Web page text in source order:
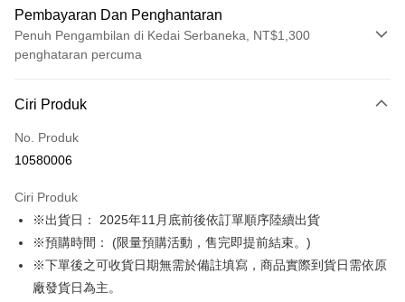
Pembayaran Dan Penghantaran
Penuh Pengambilan di Kedai Serbaneka, NT$1,300
penghataran percuma
Kad Kredit (Bayaran Penuh)
Pengambilan di Kedai Serbaneka
Apple Pay
Easy Wallet
Google Pay
Ciri Produk
No. Produk
10580006
Ciri Produk
※出貨日： 2025年11月底前後依訂單順序陸續出貨
※預購時間： (限量預購活動，售完即提前結束。)
※下單後之可收貨日期無需於備註填寫，商品實際到貨日需依原
廠發貨日為主。